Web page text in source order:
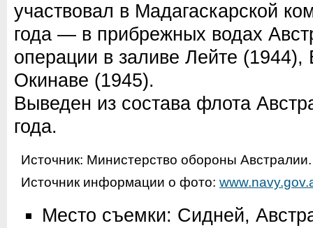
участвовал в Мадагаскарской
года — в прибрежных водах
операции в заливе Лейте
Окинаве (1945).
Выведен из состава флота
года.
Источник: Министерство обороны Австралии.
Источник информации о фото:
Место съемки: Сидней,